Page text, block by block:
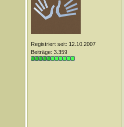
Registriert seit: 12.10.2007
Beiträge: 3.359